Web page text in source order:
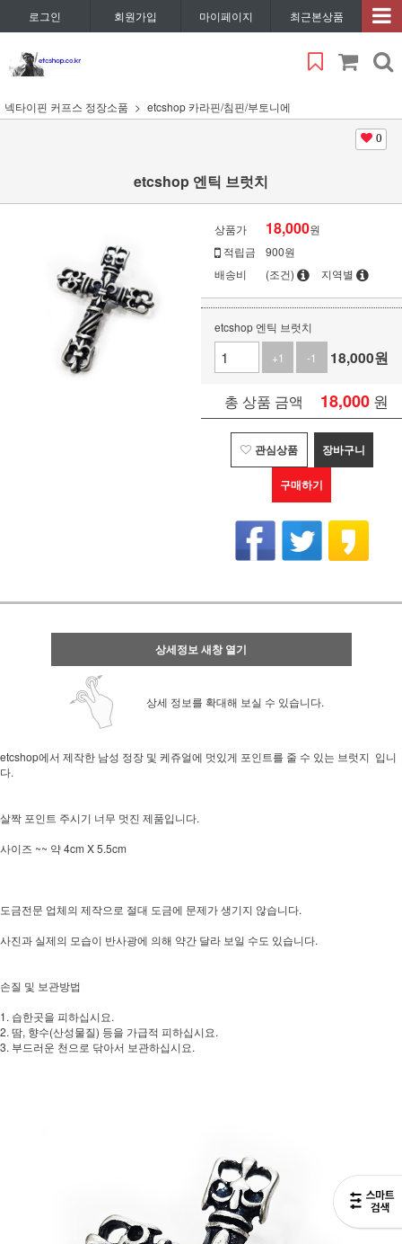
로그인 회원가입 마이페이지 최근본상품
넥타이핀 커프스 정장소품 etcshop 카라핀/침핀/부토니에
0
etcshop 엔틱 브럿치
상품가 18,000원
적립금
900원
배송비
(조건) 지역별
etcshop 엔틱 브럿치
+1
-1 18,000원
총 상품 금액 18,000 원
관심상품 장바구니
구매하기
상세정보 새창 열기
상세 정보를 확대해 보실 수 있습니다.
etcshop에서 제작한 남성 정장 및 케쥬얼에 멋있게 포인트를 줄 수 있는 브럿지 입니
다.
살짝 포인트 주시기 너무 멋진 제품입니다.
사이즈 ~~ 약 4cm X 5.5cm
도금전문 업체의 제작으로 절대 도금에 문제가 생기지 않습니다.
사진과 실제의 모습이 반사광에 의해 약간 달라 보일 수도 있습니다.
손질 및 보관방법
1. 습한곳을 피하십시요.
2. 땀, 향수(산성물질) 등을 가급적 피하십시요.
3. 부드러운 천으로 닦아서 보관하십시요.